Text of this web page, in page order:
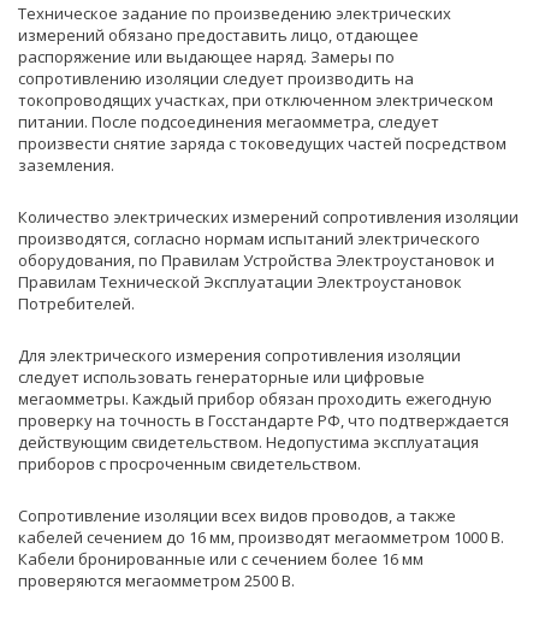
Техническое задание по произведению электрических
измерений обязано предоставить лицо, отдающее
распоряжение или выдающее наряд. Замеры по
сопротивлению изоляции следует производить на
токопроводящих участках, при отключенном электрическом
питании. После подсоединения мегаомметра, следует
произвести снятие заряда с токоведущих частей посредством
заземления.
Количество электрических измерений сопротивления изоляции
производятся, согласно нормам испытаний электрического
оборудования, по Правилам Устройства Электроустановок и
Правилам Технической Эксплуатации Электроустановок
Потребителей.
Для электрического измерения сопротивления изоляции
следует использовать генераторные или цифровые
мегаомметры. Каждый прибор обязан проходить ежегодную
проверку на точность в Госстандарте РФ, что подтверждается
действующим свидетельством. Недопустима эксплуатация
приборов с просроченным свидетельством.
Сопротивление изоляции всех видов проводов, а также
кабелей сечением до 16 мм, производят мегаомметром 1000 В.
Кабели бронированные или с сечением более 16 мм
проверяются мегаомметром 2500 В.